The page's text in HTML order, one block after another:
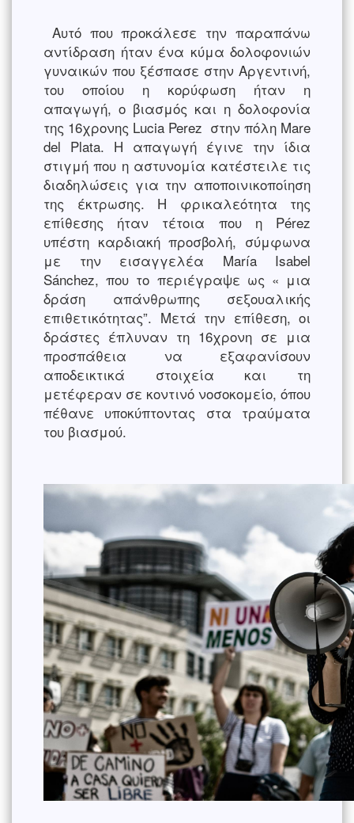
Αυτό που προκάλεσε την παραπάνω
αντίδραση ήταν ένα κύμα δολοφονιών
γυναικών που ξέσπασε στην Αργεντινή,
του οποίου η κορύφωση ήταν η
απαγωγή, ο βιασμός και η δολοφονία
της 16χρονης Lucia Perez στην πόλη Mare
del Plata. Η απαγωγή έγινε την ίδια
στιγμή που η αστυνομία κατέστειλε τις
διαδηλώσεις για την αποποινικοποίηση
της έκτρωσης. Η φρικαλεότητα της
επίθεσης ήταν τέτοια που η Pérez
υπέστη καρδιακή προσβολή, σύμφωνα
με την εισαγγελέα María Isabel
Sánchez, που το περιέγραψε ως « μια
δράση απάνθρωπης σεξουαλικής
επιθετικότητας”. Μετά την επίθεση, οι
δράστες έπλυναν τη 16χρονη σε μια
προσπάθεια να εξαφανίσουν
αποδεικτικά στοιχεία και τη
μετέφεραν σε κοντινό νοσοκομείο, όπου
πέθανε υποκύπτοντας στα τραύματα
του βιασμού.